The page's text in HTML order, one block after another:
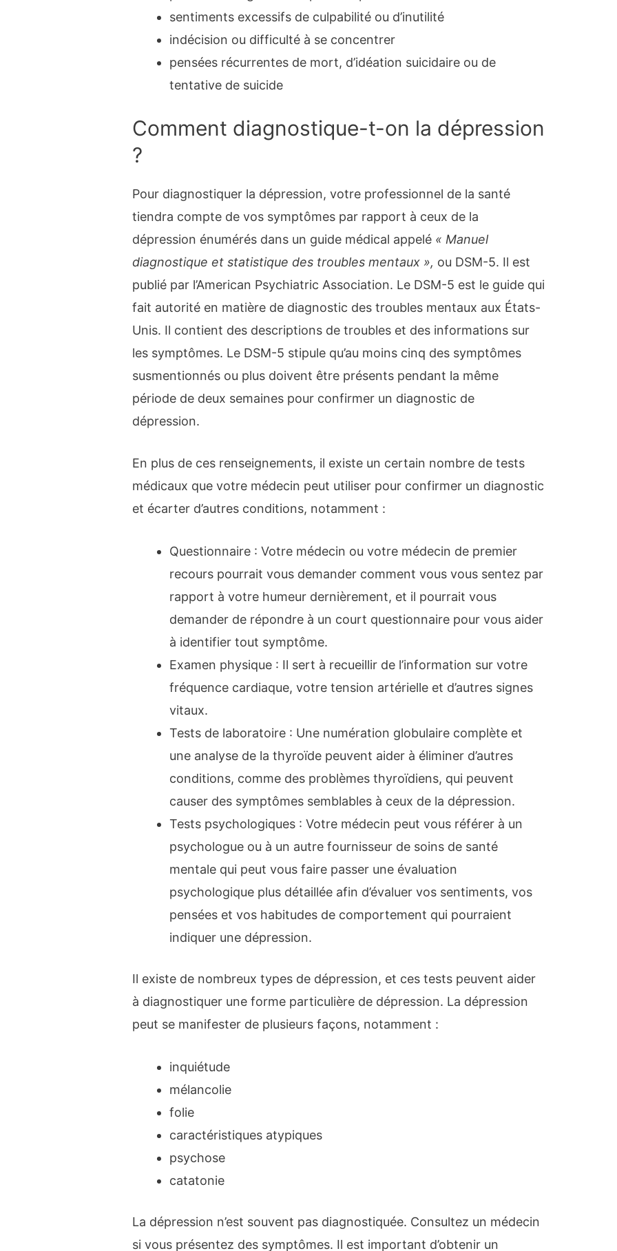
sentiments excessifs de culpabilité ou d’inutilité
indécision ou difficulté à se concentrer
pensées récurrentes de mort, d’idéation suicidaire ou de
tentative de suicide
Comment diagnostique-t-on la dépression
?
Pour diagnostiquer la dépression, votre professionnel de la santé
tiendra compte de vos symptômes par rapport à ceux de la
dépression énumérés dans un guide médical appelé « Manuel
diagnostique et statistique des troubles mentaux », ou DSM-5. Il est
publié par l’American Psychiatric Association. Le DSM-5 est le guide qui
fait autorité en matière de diagnostic des troubles mentaux aux États-
Unis. Il contient des descriptions de troubles et des informations sur
les symptômes. Le DSM-5 stipule qu’au moins cinq des symptômes
susmentionnés ou plus doivent être présents pendant la même
période de deux semaines pour confirmer un diagnostic de
dépression.
En plus de ces renseignements, il existe un certain nombre de tests
médicaux que votre médecin peut utiliser pour confirmer un diagnostic
et écarter d’autres conditions, notamment :
Questionnaire : Votre médecin ou votre médecin de premier
recours pourrait vous demander comment vous vous sentez par
rapport à votre humeur dernièrement, et il pourrait vous
demander de répondre à un court questionnaire pour vous aider
à identifier tout symptôme.
Examen physique : Il sert à recueillir de l’information sur votre
fréquence cardiaque, votre tension artérielle et d’autres signes
vitaux.
Tests de laboratoire : Une numération globulaire complète et
une analyse de la thyroïde peuvent aider à éliminer d’autres
conditions, comme des problèmes thyroïdiens, qui peuvent
causer des symptômes semblables à ceux de la dépression.
Tests psychologiques : Votre médecin peut vous référer à un
psychologue ou à un autre fournisseur de soins de santé
mentale qui peut vous faire passer une évaluation
psychologique plus détaillée afin d’évaluer vos sentiments, vos
pensées et vos habitudes de comportement qui pourraient
indiquer une dépression.
Il existe de nombreux types de dépression, et ces tests peuvent aider
à diagnostiquer une forme particulière de dépression. La dépression
peut se manifester de plusieurs façons, notamment :
inquiétude
mélancolie
folie
caractéristiques atypiques
psychose
catatonie
La dépression n’est souvent pas diagnostiquée. Consultez un médecin
si vous présentez des symptômes. Il est important d’obtenir un